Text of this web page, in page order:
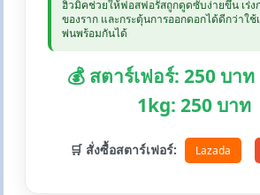
ฮิวมิคช่วยให้ฟอสฟอรัสถูกดูดซับง่ายขึ้น เร่ง
ของราก และกระตุ้นการออกดอกได้ดีกว่าใช้
พ่นพร้อมกันได้
💰 สตาร์เฟอร์: 250 บา
1kg: 250 บาท
🛒 สั่งซื้อสตาร์เฟอร์: Lazada